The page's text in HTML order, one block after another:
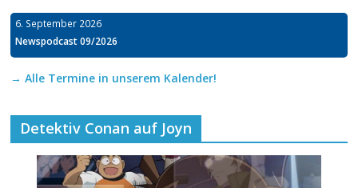
6. September 2026
Newspodcast 09/2026
→ Alle Termine in unserem Kalender!
Detektiv Conan auf Joyn